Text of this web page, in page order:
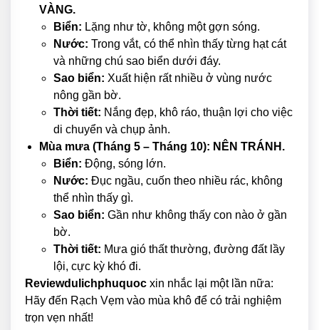
VÀNG.
Biển: Lặng như tờ, không một gợn sóng.
Nước: Trong vắt, có thể nhìn thấy từng hạt cát
và những chú sao biển dưới đáy.
Sao biển: Xuất hiện rất nhiều ở vùng nước
nông gần bờ.
Thời tiết: Nắng đẹp, khô ráo, thuận lợi cho việc
di chuyển và chụp ảnh.
Mùa mưa (Tháng 5 – Tháng 10): NÊN TRÁNH.
Biển: Động, sóng lớn.
Nước: Đục ngầu, cuốn theo nhiều rác, không
thể nhìn thấy gì.
Sao biển: Gần như không thấy con nào ở gần
bờ.
Thời tiết: Mưa gió thất thường, đường đất lầy
lội, cực kỳ khó đi.
Reviewdulichphuquoc xin nhắc lại một lần nữa:
Hãy đến Rạch Vẹm vào mùa khô để có trải nghiệm
trọn vẹn nhất!